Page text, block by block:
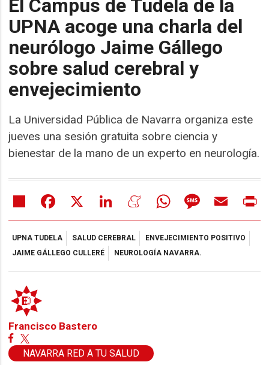
El Campus de Tudela de la
UPNA acoge una charla del
neurólogo Jaime Gállego
sobre salud cerebral y
envejecimiento
La Universidad Pública de Navarra organiza este
jueves una sesión gratuita sobre ciencia y
bienestar de la mano de un experto en neurología.
Share Facebook LinkedIn MeneameWhatsAppMessageEmail
UPNA TUDELA SALUD CEREBRAL
ENVEJECIMIENTO POSITIVO
JAIME GÁLLEGO CULLERÉ
NEUROLOGÍA NAVARRA.
Francisco Bastero
NAVARRA RED A TU SALUD